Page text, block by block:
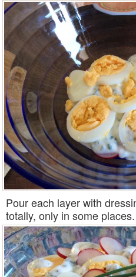
Pour each layer with
totally, only in some places.